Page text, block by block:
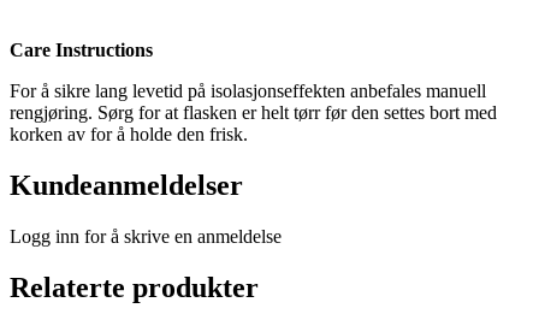
Care Instructions
For å sikre lang levetid på isolasjonseffekten anbefales manuell
rengjøring. Sørg for at flasken er helt tørr før den settes bort med
korken av for å holde den frisk.
Kundeanmeldelser
Logg inn for å skrive en anmeldelse
Relaterte produkter